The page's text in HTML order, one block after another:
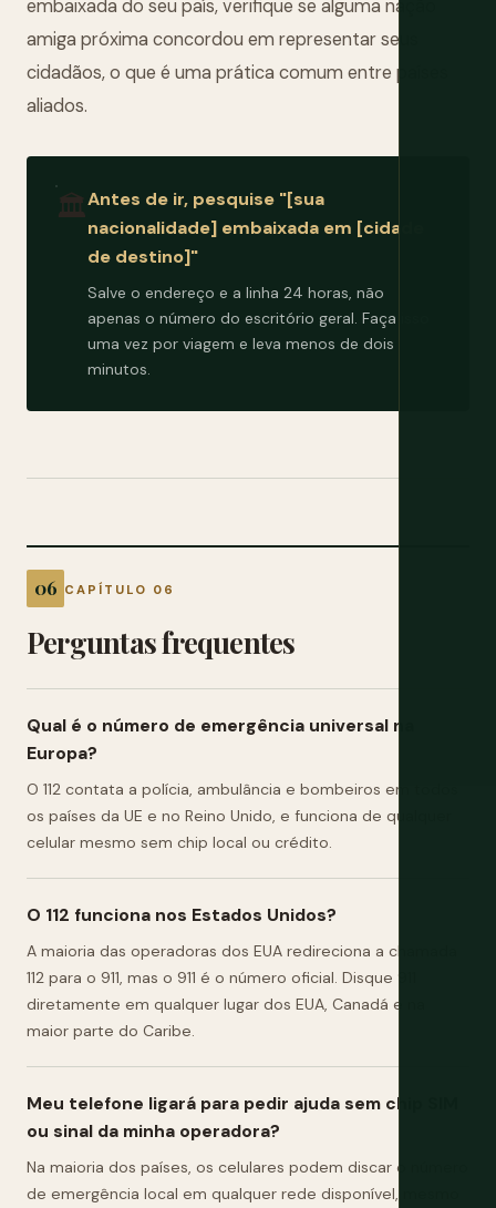
embaixada do seu país, verifique se alguma nação
amiga próxima concordou em representar seus
cidadãos, o que é uma prática comum entre países
aliados.
🏛️Antes de ir, pesquise "[sua
nacionalidade] embaixada em [cidade
de destino]"
Salve o endereço e a linha 24 horas, não
apenas o número do escritório geral. Faça isso
uma vez por viagem e leva menos de dois
minutos.
CAPÍTULO 06
Perguntas frequentes
Qual é o número de emergência universal na
Europa?
O 112 contata a polícia, ambulância e bombeiros em todos
os países da UE e no Reino Unido, e funciona de qualquer
celular mesmo sem chip local ou crédito.
O 112 funciona nos Estados Unidos?
A maioria das operadoras dos EUA redireciona a chamada
112 para o 911, mas o 911 é o número oficial. Disque 911
diretamente em qualquer lugar dos EUA, Canadá e na
maior parte do Caribe.
Meu telefone ligará para pedir ajuda sem chip SIM
ou sinal da minha operadora?
Na maioria dos países, os celulares podem discar o número
de emergência local em qualquer rede disponível, mesmo